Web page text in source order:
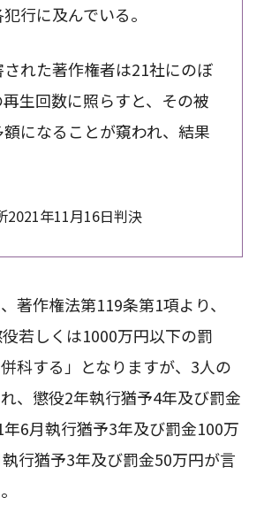
行に及んでいる。
れた著作権者は21社にのぼ
生回数に照らすと、その被
になることが窺われ、結果
2021年11月16日判決
著作権法第119条第1項より、
役若しくは1000万円以下の罰
科する」となりますが、3人の
、懲役2年執行猶予4年及び罰金
6月執行猶予3年及び罰金100万
行猶予3年及び罰金50万円が言